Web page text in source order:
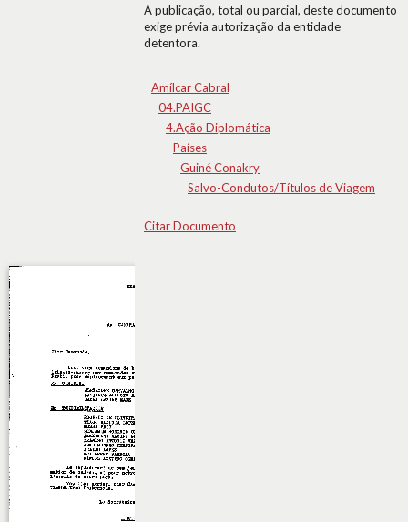
A publicação, total ou parcial, deste documento
exige prévia autorização da entidade
detentora.
Amílcar Cabral
04.PAIGC
4.Ação Diplomática
Países
Guiné Conakry
Salvo-Condutos/Títulos de Viagem
Citar Documento